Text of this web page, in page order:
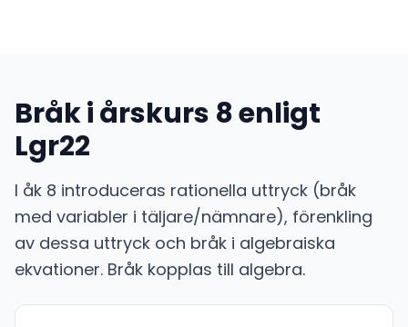
Bråk i årskurs 8 enligt
Lgr22
I åk 8 introduceras rationella uttryck (bråk
med variabler i täljare/nämnare), förenkling
av dessa uttryck och bråk i algebraiska
ekvationer. Bråk kopplas till algebra.